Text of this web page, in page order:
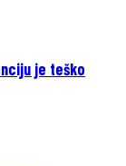
je teško